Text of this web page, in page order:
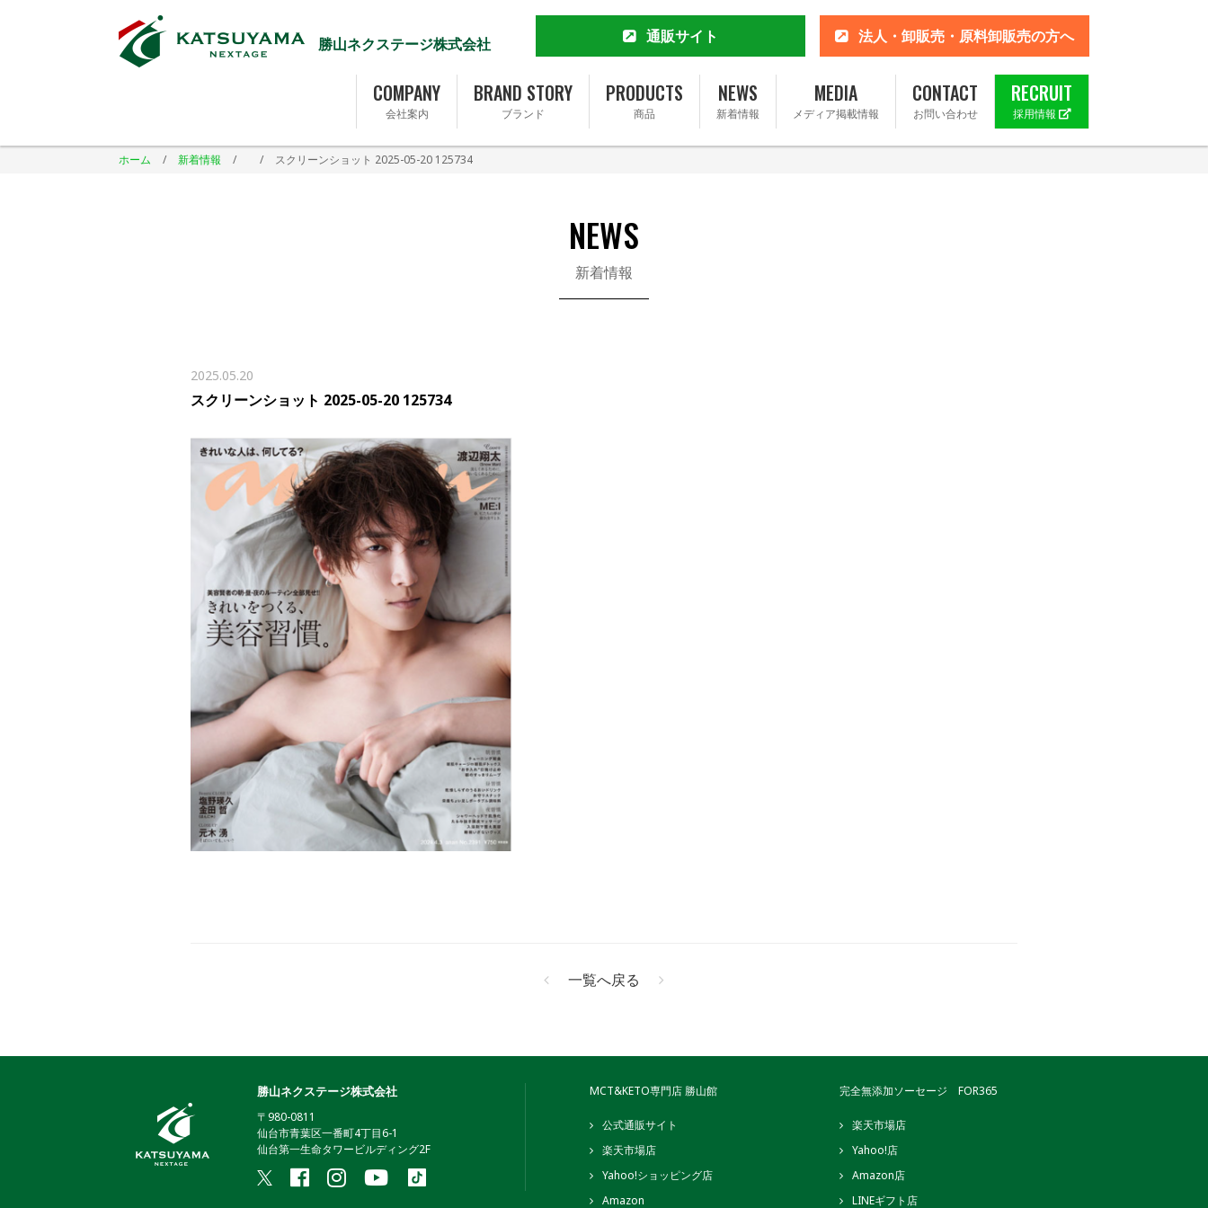
勝山ネクステージ株式会社 通販サイト
公式通販サイト
楽天市場店
Yahoo!ショッピング店
Amazon
法人・卸販売・原料卸販売の方へ
COMPANY
会社案内
BRAND STORY
ブランド
PRODUCTS
商品
NEWS
新着情報
MEDIA
メディア掲載情報
CONTACT
お問い合わせ
RECRUIT
採用情報
ホーム / 新着情報 / / スクリーンショット 2025-05-20 125734
NEWS
新着情報
2025.05.20
スクリーンショット 2025-05-20 125734
一覧へ戻る
勝山ネクステージ株式会社
〒980-0811
仙台市青葉区一番町4丁目6-1
仙台第一生命タワービルディング2F
MCT&KETO専門店 勝山館
公式通販サイト
楽天市場店
Yahoo!ショッピング店
Amazon
完全無添加ソーセージ FOR365
楽天市場店
Yahoo!店
Amazon店
LINEギフト店